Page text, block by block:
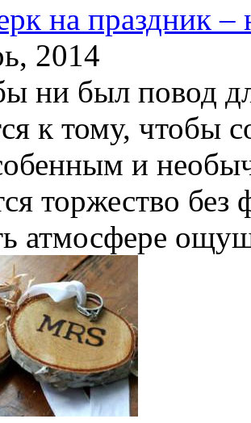
на праздник –
2014
ни был повод
к тому, чтобы
и
торжество без
атмосфере